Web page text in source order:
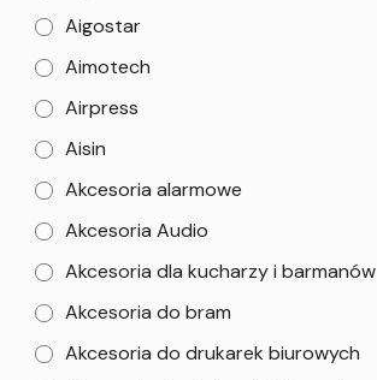
Aigostar
Aimotech
Airpress
Aisin
Akcesoria alarmowe
Akcesoria Audio
Akcesoria dla kucharzy i barmanów
Akcesoria do bram
Akcesoria do drukarek biurowych